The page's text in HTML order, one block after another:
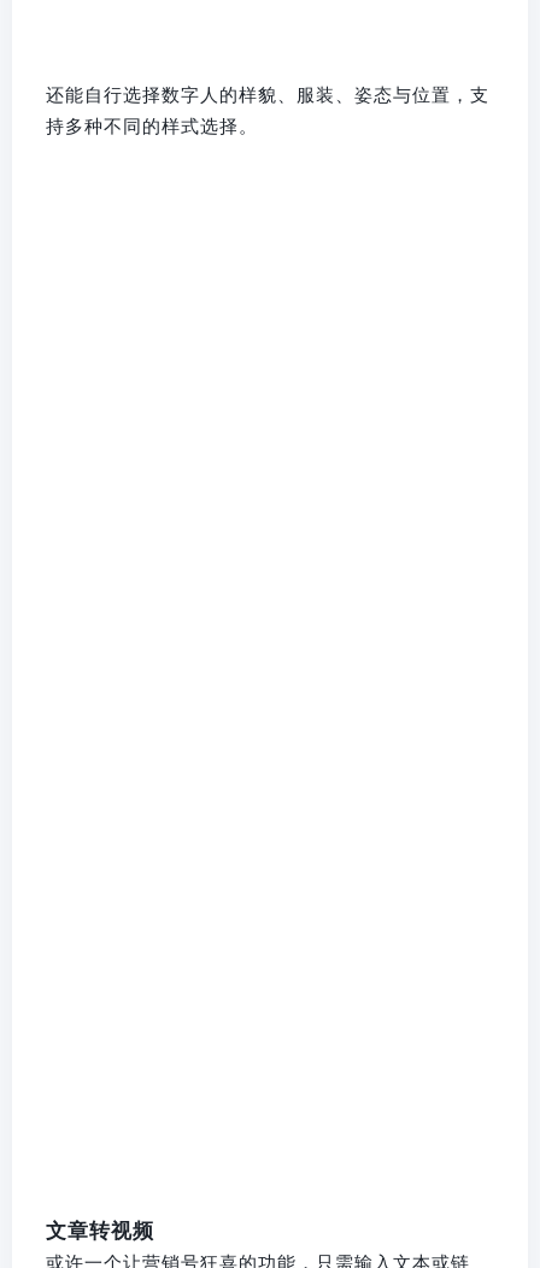
还能自行选择数字人的样貌、服装、姿态与位置，支
持多种不同的样式选择。
文章转视频
或许一个让营销号狂喜的功能，只需输入文本或链